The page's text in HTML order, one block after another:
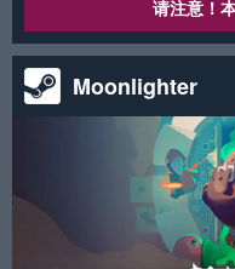
请注意！
Moonlighter